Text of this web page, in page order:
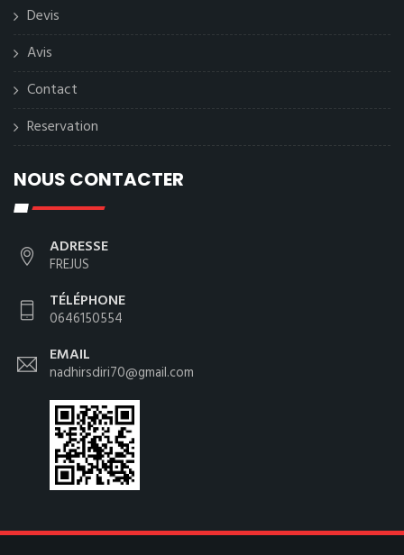
Devis
Avis
Contact
Reservation
NOUS CONTACTER
ADRESSE
FREJUS
TÉLÉPHONE
0646150554
EMAIL
nadhirsdiri70@gmail.com